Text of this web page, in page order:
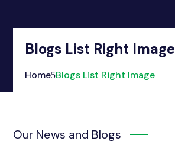
Blogs List Right Image
Home Blogs List Right Image
Our News and Blogs